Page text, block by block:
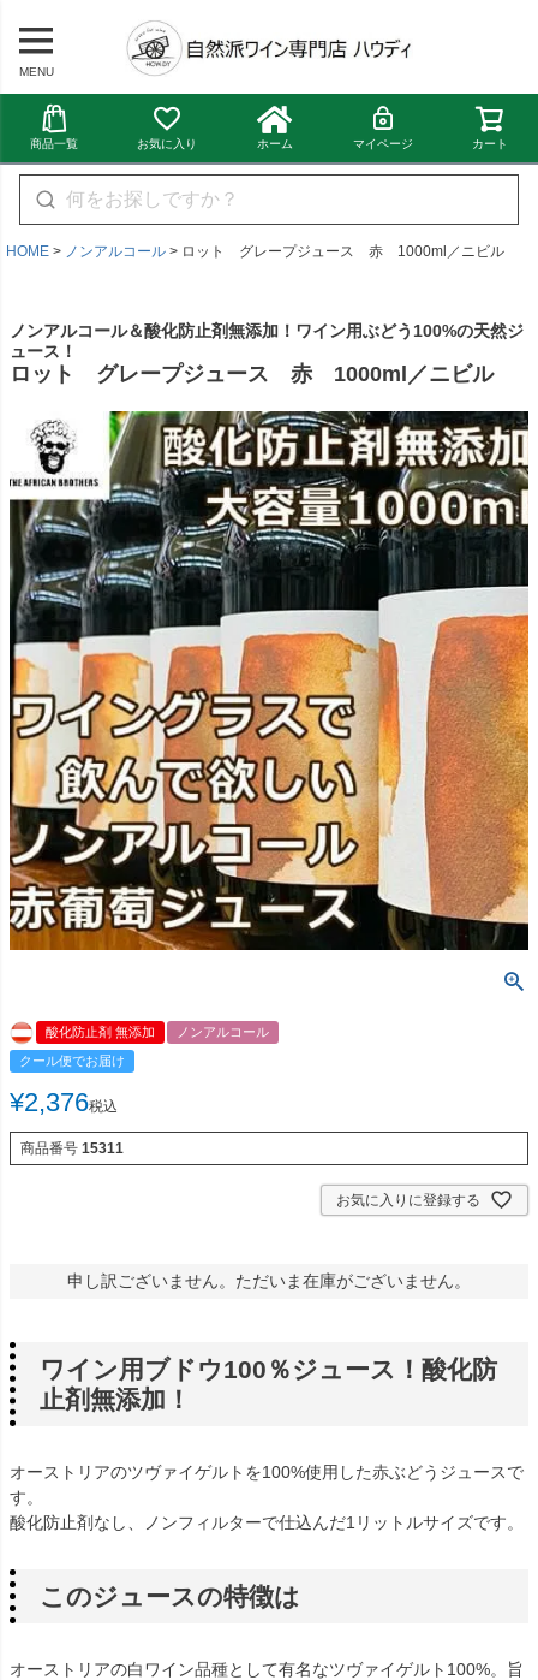
MENU
商品一覧 お気に入り ホーム マイページ カート
HOME ノンアルコール ロット グレープジュース 赤 1000ml／ニビル
ノンアルコール＆酸化防止剤無添加！ワイン用ぶどう100%の天然ジ
ュース！
ロット グレープジュース 赤 1000ml／ニビル
酸化防止剤 無添加
ノンアルコール
クール便でお届け
¥2,376税込
商品番号 15311
お気に入りに登録する
申し訳ございません。ただいま在庫がございません。
ワイン用ブドウ100％ジュース！酸化防
止剤無添加！
オーストリアのツヴァイゲルトを100%使用した赤ぶどうジュースで
す。
酸化防止剤なし、ノンフィルターで仕込んだ1リットルサイズです。
このジュースの特徴は
オーストリアの白ワイン品種として有名なツヴァイゲルト100%。旨